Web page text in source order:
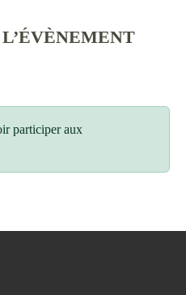
participer aux